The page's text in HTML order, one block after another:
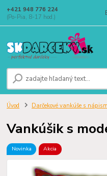
+421 948 776 224
(Po-Pia, 8-17 hod.)
Úvod Darčekové vankúše s
Vankúšik s
Novinka Akcia